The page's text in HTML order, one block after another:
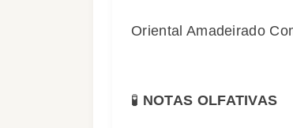
Oriental Amadeirado
🧪 NOTAS OLFATIVAS